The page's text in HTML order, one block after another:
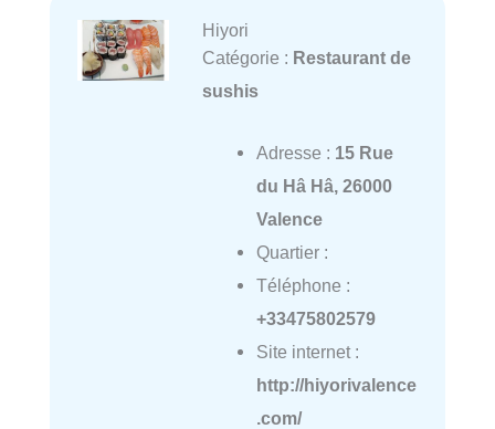
Hiyori
Catégorie : Restaurant de
sushis
Adresse : 15 Rue
du Hâ Hâ, 26000
Valence
Quartier :
Téléphone :
+33475802579
Site internet :
http://hiyorivalence
.com/